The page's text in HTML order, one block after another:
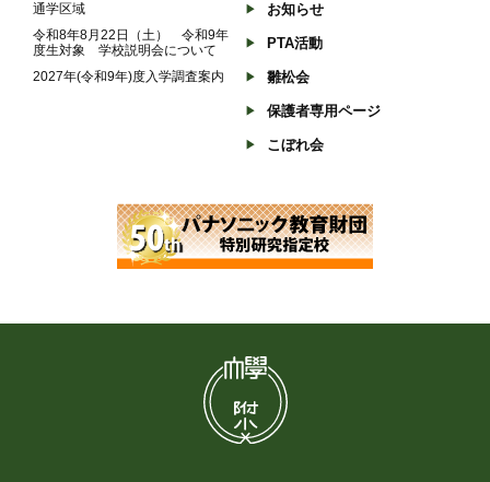
通学区域
令和8年8月22日（土） 令和9年
度生対象 学校説明会について
2027年(令和9年)度入学調査案内
お知らせ
PTA活動
雛松会
保護者専用ページ
こぼれ会